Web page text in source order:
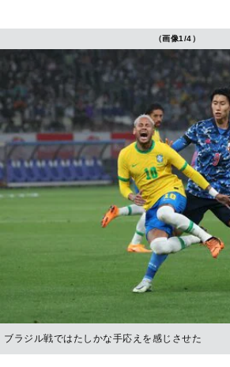
（画像1/4）
ブラジル戦ではたしかな手応えを感じさせた